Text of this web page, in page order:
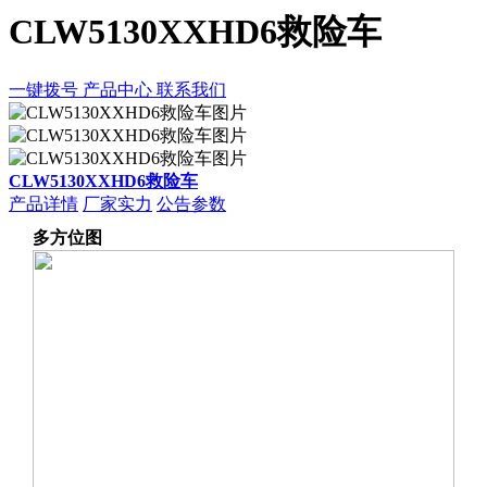
CLW5130XXHD6救险车
一键拨号 产品中心 联系我们
CLW5130XXHD6救险车
产品详情 厂家实力 公告参数
多方位图